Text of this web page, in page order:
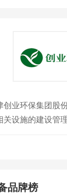
创业环保集团
关设施的建设管
固自身优势,全
争能力。
品牌榜